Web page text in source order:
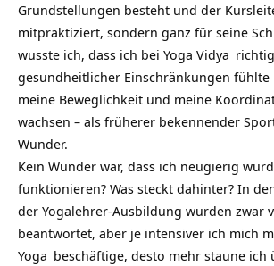
Grundstellungen besteht und der
mitpraktiziert, sondern ganz für seine
wusste ich, dass ich bei Yoga Vidya
gesundheitlicher Einschränkungen fühlte
meine Beweglichkeit und meine
wachsen – als früherer bekennender
Wunder.
Kein Wunder war, dass ich neugierig
funktionieren? Was steckt dahinter? In
der Yogalehrer-Ausbildung wurden zwar
beantwortet, aber je intensiver ich mich
Yoga beschäftige, desto mehr staune ich